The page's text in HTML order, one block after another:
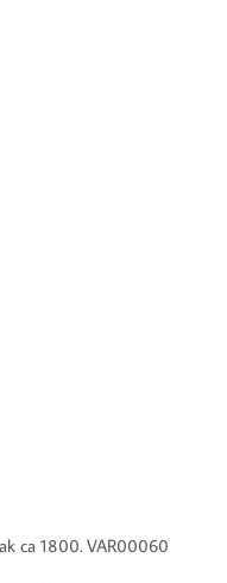
ca 1800. VAR00060